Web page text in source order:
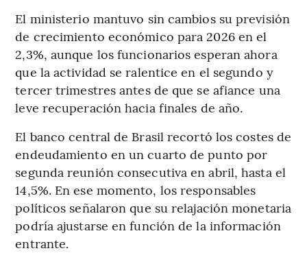
El ministerio mantuvo sin cambios su previsión
de crecimiento económico para 2026 en el
2,3%, aunque los funcionarios esperan ahora
que la actividad se ralentice en el segundo y
tercer trimestres antes de que se afiance una
leve recuperación hacia finales de año.
El banco central de Brasil recortó los costes de
endeudamiento en un cuarto de punto por
segunda reunión consecutiva en abril, hasta el
14,5%. En ese momento, los responsables
políticos señalaron que su relajación monetaria
podría ajustarse en función de la información
entrante.